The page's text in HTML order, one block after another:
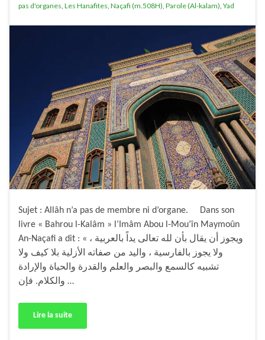
pas d'organes Les Hanafites Naçafi (m.508H) Parole (Al-kalam) Yad
Sujet : Allâh n’a pas de membre ni d’organe. Dans son
livre « Bahrou l-Kalâm » l’Imâm Abou l-Mou’în Maymoûn
An-Naçafi a dit : « ويجوز أن يقال بأن لله تعالى يداً بالعربية ،
ولا يجوز بالفارسية ، واليد من صفاته الأزلية بلا كيف ولا
تشبيه كالسمع والبصر والعلم والقدرة والحياة والإرادة
والكلام. فإن …
Lire la suite